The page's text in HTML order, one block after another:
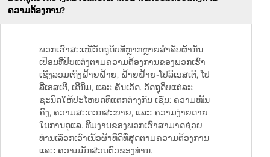
ຄວາມຕ້ອງການ?
ພວກເຮົາສະເໜີວັດຖຸດິບທີ່ຫຼາກຫຼາຍສຳລັບຜ້າກັນ
ເປື່ອນທີ່ປັບແຕ່ງຕາມຄວາມຕ້ອງການຂອງພວກເຮົາ
ເຊິ່ງລວມເຖິງຝ້າຍຝ້າຍ, ຝ້າຍຝ້າຍ-ໂປລີເອສເຕີ, ໂປ
ລີເອສເຕີ, ເດີນິມ, ແລະ ຄັນເວັດ. ວັດຖຸດິບແຕ່ລະ
ຊະນິດໃຫ້ປະໂຫຍດທີ່ແຕກຕ່າງກັນ ເຊັ່ນ: ຄວາມໝັ້ນ
ຄົງ, ຄວາມສະດວກສະບາຍ, ແລະ ຄວາມງ່າຍດາຍ
ໃນການດູແລ. ທີມງານຂອງພວກເຮົາສາມາດຊ່ວຍ
ທ່ານເລືອກເອົາເນື້ອຜ້າທີ່ດີທີ່ສຸດຕາມຄວາມຕ້ອງການ
ແລະ ຄວາມມັກສ່ວນຕົວຂອງທ່ານ.